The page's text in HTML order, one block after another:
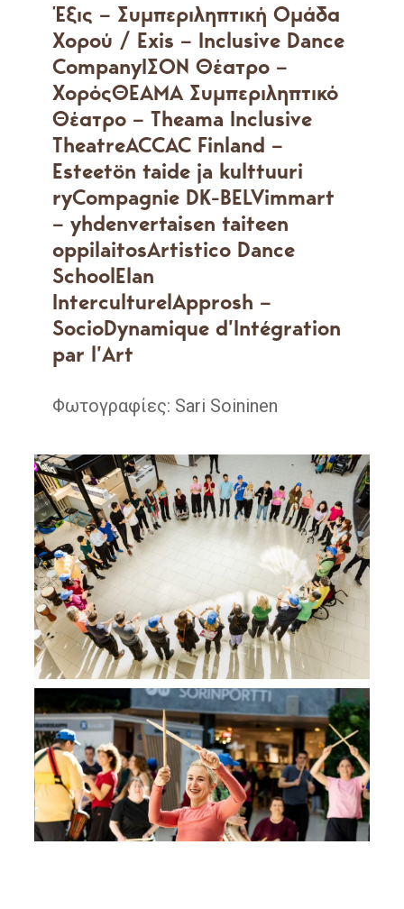
Έξις – Συμπεριληπτική Ομάδα
Χορού / Exis – Inclusive Dance
CompanyΙΣΟΝ Θέατρο –
ΧορόςΘΕΑΜΑ Συμπεριληπτικό
Θέατρο – Theama Inclusive
TheatreACCAC Finland –
Esteetön taide ja kulttuuri
ryCompagnie DK-BELVimmart
– yhdenvertaisen taiteen
oppilaitosArtistico Dance
SchoolElan
InterculturelApprosh –
SocioDynamique d’Intégration
par l’Art
Φωτογραφίες: Sari Soininen